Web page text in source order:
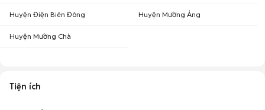
Huyện Điện Biên Đông Huyện Mường Ảng
Huyện Mường Chà
Tiện ích